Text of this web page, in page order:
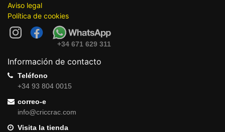
Aviso legal
Política de cookies
+34 671 629 311
Información de contacto
Teléfono
+34 93 804 0015
correo-e
info@criccrac.com
Visita la tienda